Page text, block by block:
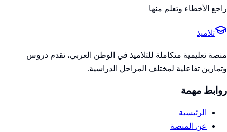
راجع الأخطاء وتعلم منها
تلاميذ
منصة تعليمية متكاملة للتلاميذ في الوطن العربي، تقدم دروس
وتمارين تفاعلية لمختلف المراحل الدراسية.
روابط مهمة
الرئيسية
عن المنصة